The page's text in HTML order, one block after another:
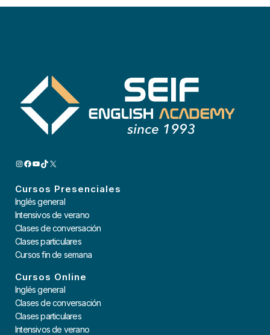
INSTAGRAM
FACEBOOK
YOUTUBE
TIKTOK
X
Cursos Presenciales
Inglés general
Intensivos de verano
Clases de conversación
Clases particulares
Cursos fin de semana
Cursos Online
Inglés general
Clases de conversación
Clases particulares
Intensivos de verano